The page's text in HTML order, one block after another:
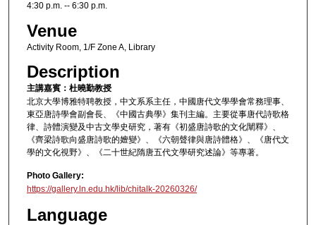
4:30 p.m. -- 6:30 p.m.
Venue
Activity Room, 1/F Zone A, Library
Description
主講嘉賓：杜曉勤教授
北京大學博雅特聘教授，中文系系主任，中國唐代文學學會常務理事、
東亞唐詩學會副會長、《中國古典學》集刊主編。主要從事唐代詩歌格
律、詩體演變及中古文學史研究，著有《初盛唐詩歌的文化闡釋》、
《齊梁詩歌向盛唐詩歌的嬗變》、《六朝聲律與唐詩體格》、《唐代文
學的文化視野》、《二十世紀隋唐五代文學研究述論》等專著。
Photo Gallery:
https://gallery.ln.edu.hk/lib/chitalk-20260326/
Language